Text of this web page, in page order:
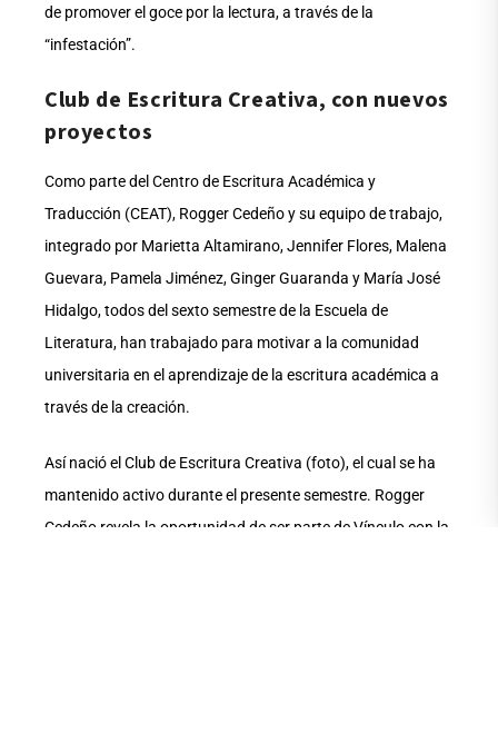
de promover el goce por la lectura, a través de la
“infestación”.
Club de Escritura Creativa, con nuevos
proyectos
Como parte del Centro de Escritura Académica y
Traducción (CEAT), Rogger Cedeño y su equipo de trabajo,
integrado por Marietta Altamirano, Jennifer Flores, Malena
Guevara, Pamela Jiménez, Ginger Guaranda y María José
Hidalgo, todos del sexto semestre de la Escuela de
Literatura, han trabajado para motivar a la comunidad
universitaria en el aprendizaje de la escritura académica a
través de la creación.
Así nació el Club de Escritura Creativa (foto), el cual se ha
mantenido activo durante el presente semestre. Rogger
Cedeño revela la oportunidad de ser parte de Vínculo con la